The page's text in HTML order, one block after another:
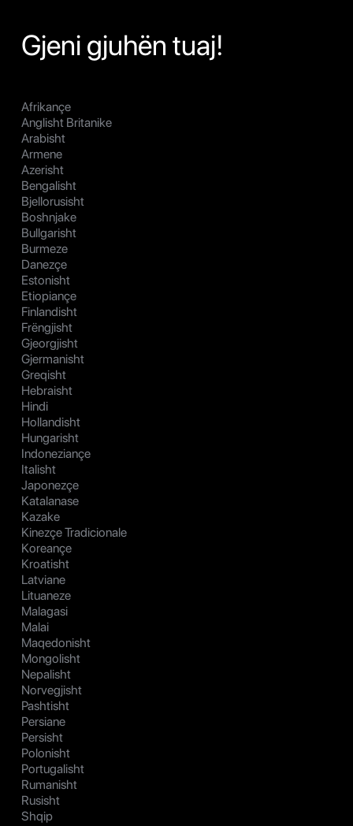
Gjeni gjuhën tuaj!
Afrikançe
Anglisht Britanike
Arabisht
Armene
Azerisht
Bengalisht
Bjellorusisht
Boshnjake
Bullgarisht
Burmeze
Danezçe
Estonisht
Etiopiançe
Finlandisht
Frëngjisht
Gjeorgjisht
Gjermanisht
Greqisht
Hebraisht
Hindi
Hollandisht
Hungarisht
Indoneziançe
Italisht
Japonezçe
Katalanase
Kazake
Kinezçe Tradicionale
Koreançe
Kroatisht
Latviane
Lituaneze
Malagasi
Malai
Maqedonisht
Mongolisht
Nepalisht
Norvegjisht
Pashtisht
Persiane
Persisht
Polonisht
Portugalisht
Rumanisht
Rusisht
Shqip